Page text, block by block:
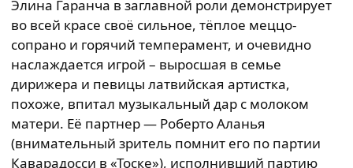
Элина Гаранча в заглавной роли демонстрирует
во всей красе своё сильное, тёплое меццо-
сопрано и горячий темперамент, и очевидно
наслаждается игрой – выросшая в семье
дирижера и певицы латвийская артистка,
похоже, впитал музыкальный дар с молоком
матери. Её партнер — Роберто Аланья
(внимательный зритель помнит его по партии
Каварадосси в «Тоске»), исполнивший партию